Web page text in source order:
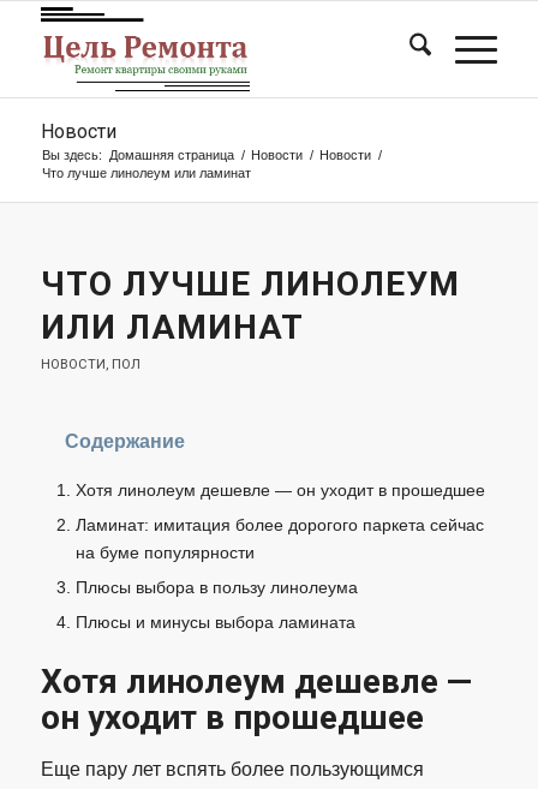
Новости
Вы здесь: Домашняя страница / Новости / Новости /
Что лучше линолеум или ламинат
ЧТО ЛУЧШЕ ЛИНОЛЕУМ
ИЛИ ЛАМИНАТ
НОВОСТИ, ПОЛ
Содержание
Хотя линолеум дешевле — он уходит в прошедшее
Ламинат: имитация более дорогого паркета сейчас
на буме популярности
Плюсы выбора в пользу линолеума
Плюсы и минусы выбора ламината
Хотя линолеум дешевле —
он уходит в прошедшее
Еще пару лет вспять более пользующимся